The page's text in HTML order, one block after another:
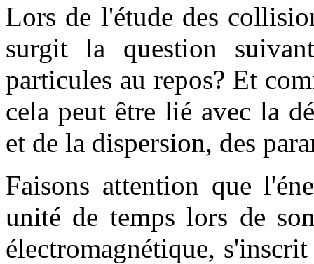
Lors de l'étude des
surgit la question
particules au repos? Et
cela peut être lié avec la
et de la dispersion, des
Faisons attention que
unité de temps lors de
électromagnétique,